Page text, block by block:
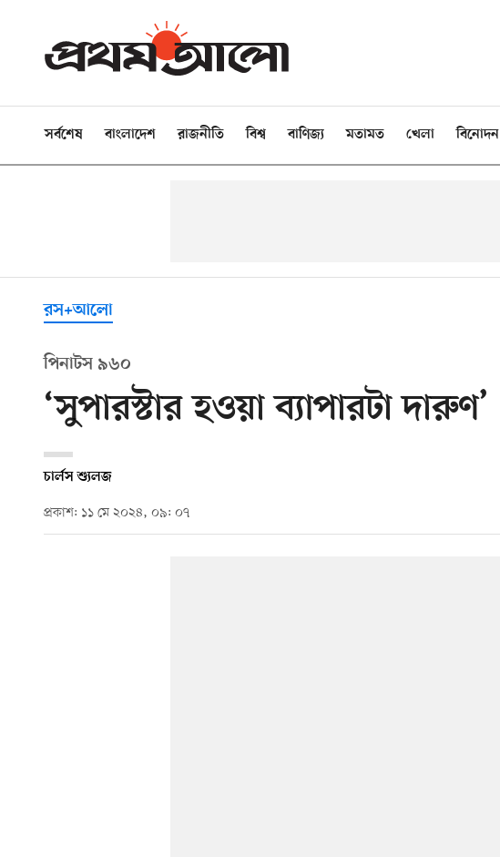
সর্বশেষ বাংলাদেশ রাজনীতি বিশ্ব বাণিজ্য মতামত খেলা বিনোদন
রস+আলো
পিনাটস ৯৬০
‘সুপারস্টার হওয়া ব্যাপারটা দারুণ’
চার্লস শ্যুলজ
প্রকাশ: ১১ মে ২০২৪, ০৯: ০৭